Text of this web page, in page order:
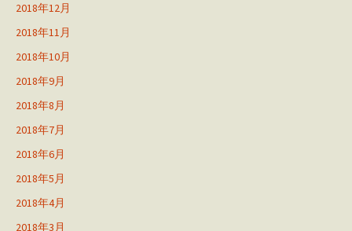
2018年12月
2018年11月
2018年10月
2018年9月
2018年8月
2018年7月
2018年6月
2018年5月
2018年4月
2018年3月